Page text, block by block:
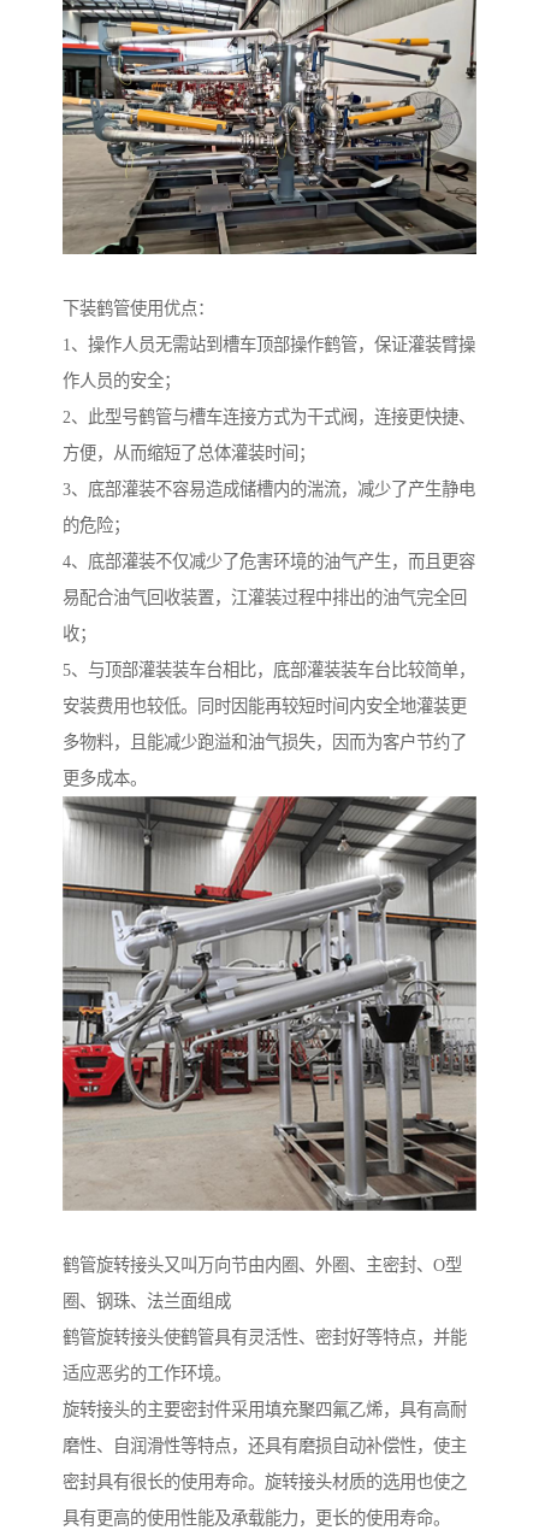
下装鹤管使用优点：
1、操作人员无需站到槽车顶部操作鹤管，保证灌装臂操
作人员的安全；
2、此型号鹤管与槽车连接方式为干式阀，连接更快捷、
方便，从而缩短了总体灌装时间；
3、底部灌装不容易造成储槽内的湍流，减少了产生静电
的危险；
4、底部灌装不仅减少了危害环境的油气产生，而且更容
易配合油气回收装置，江灌装过程中排出的油气完全回
收；
5、与顶部灌装装车台相比，底部灌装装车台比较简单，
安装费用也较低。同时因能再较短时间内安全地灌装更
多物料，且能减少跑溢和油气损失，因而为客户节约了
更多成本。
鹤管旋转接头又叫万向节由内圈、外圈、主密封、O型
圈、钢珠、法兰面组成
鹤管旋转接头使鹤管具有灵活性、密封好等特点，并能
适应恶劣的工作环境。
旋转接头的主要密封件采用填充聚四氟乙烯，具有高耐
磨性、自润滑性等特点，还具有磨损自动补偿性，使主
密封具有很长的使用寿命。旋转接头材质的选用也使之
具有更高的使用性能及承载能力，更长的使用寿命。